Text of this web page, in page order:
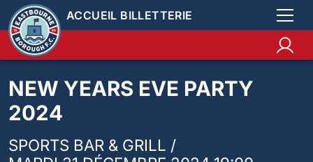
ACCUEIL BILLETTERIE
NEW YEARS EVE PARTY
2024
SPORTS BAR & GRILL /